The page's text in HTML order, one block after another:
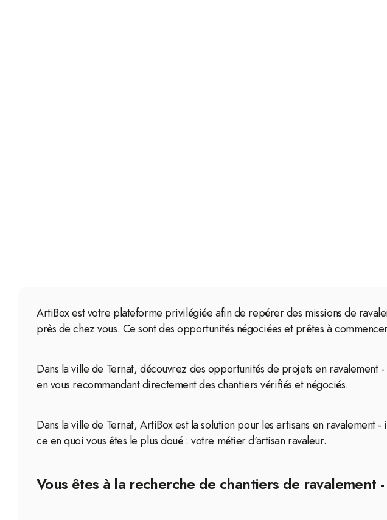
ArtiBox est votre plateforme privilégiée afin de repérer des missions de
près de chez vous. Ce sont des opportunités négociées et prêtes à
Dans la ville de Ternat, découvrez des opportunités de projets en
en vous recommandant directement des chantiers vérifiés et négociés.
Dans la ville de Ternat, ArtiBox est la solution pour les artisans en
ce en quoi vous êtes le plus doué : votre métier d'artisan ravaleur.
Vous êtes à la recherche de chantiers de ravalement